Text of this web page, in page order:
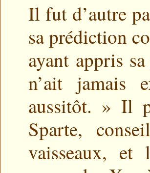
Il fut d’autre
sa prédiction
ayant appris
n’ait jamais
aussitôt. » Il
Sparte,
vaisseaux,